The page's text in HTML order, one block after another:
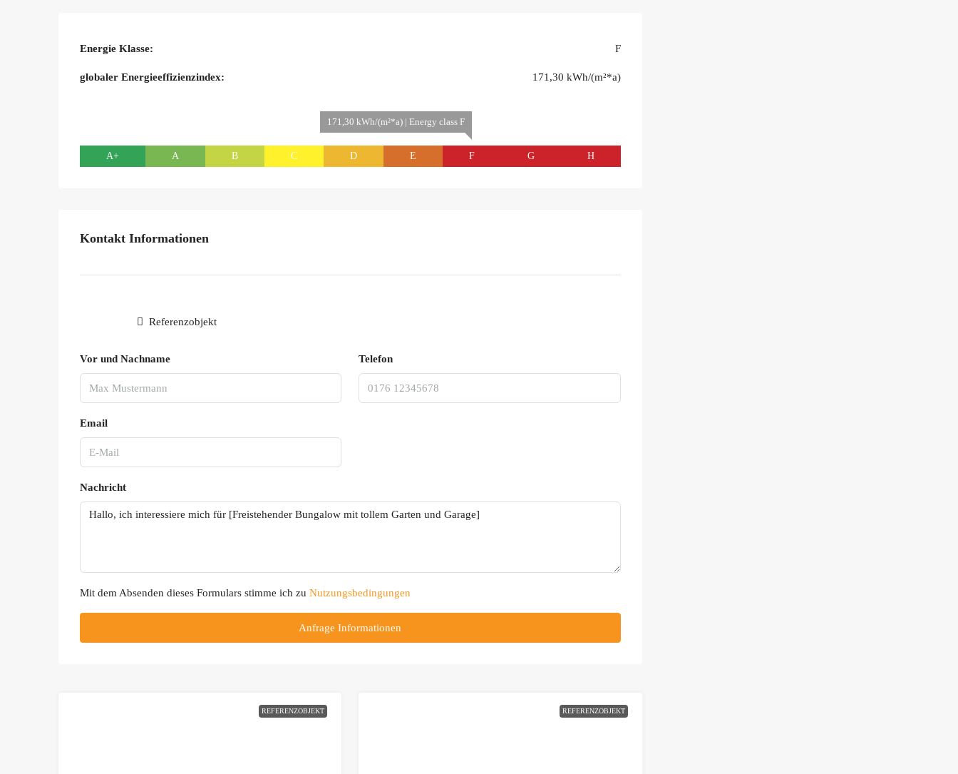
Energie Klasse: F
globaler Energieeffizienzindex: 171,30 kWh/(m²*a)
A+ A B C D E
171,30 kWh/(m²*a) | Energy class F
F G H
Kontakt Informationen
Referenzobjekt
Vor und Nachname Telefon
Email
Nachricht
Mit dem Absenden dieses Formulars stimme ich zu Nutzungsbedingungen
Anfrage Informationen
REFERENZOBJEKT REFERENZOBJEKT